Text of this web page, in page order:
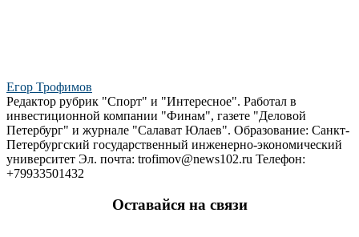
Егор Трофимов
Редактор рубрик "Спорт" и "Интересное". Работал в
инвестиционной компании "Финам", газете "Деловой
Петербург" и журнале "Салават Юлаев". Образование: Санкт-
Петербургский государственный инженерно-экономический
университет Эл. почта: trofimov@news102.ru Телефон:
+79933501432
Оставайся на связи